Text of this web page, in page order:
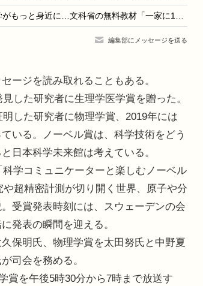
科学がもっと身近に…文科省の無料教材「一家に1枚」ポスター21枚を一挙紹介
編集部にメッセージを送る
ージを読み取れることもある。
した研究者に生理学医学賞を贈った。
した研究者に物理学賞、2019年には
いる。ノーベル賞は、科学技術をどう
日本科学未来館は考えている。
学コミュニケーターと楽しむノーベル
超精密計測が切り開く世界、原子や分
受賞発表時刻には、スウェーデンの会
発表の瞬間を迎える。
保明氏、物理学賞を太田努氏と中野夏
司会を務める。
賞を午後5時30分から7時まで放送す